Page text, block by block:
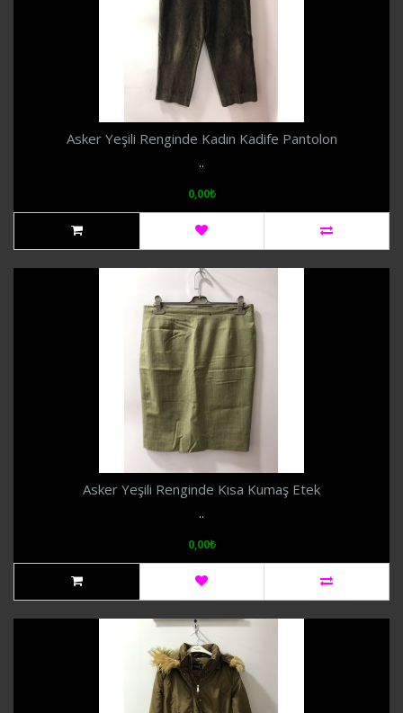
Asker Yeşili Renginde Kadın Kadife Pantolon
..
0,00₺
Asker Yeşili Renginde Kısa Kumaş Etek
..
0,00₺